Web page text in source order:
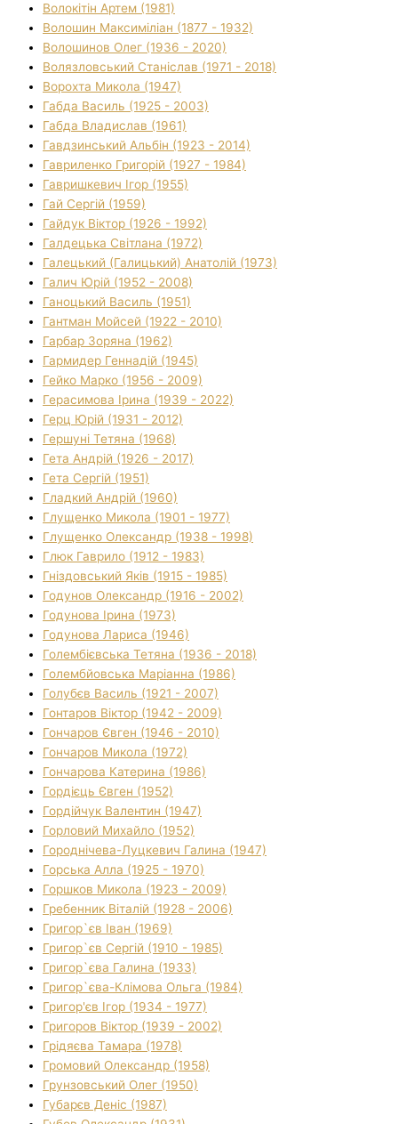
Волокітін Артем (1981)
Волошин Максиміліан (1877 - 1932)
Волошинов Олег (1936 - 2020)
Волязловський Станіслав (1971 - 2018)
Ворохта Микола (1947)
Габда Василь (1925 - 2003)
Габда Владислав (1961)
Гавдзинський Альбін (1923 - 2014)
Гавриленко Григорій (1927 - 1984)
Гавришкевич Ігор (1955)
Гай Сергій (1959)
Гайдук Віктор (1926 - 1992)
Галдецька Світлана (1972)
Галецький (Галицький) Анатолій (1973)
Галич Юрій (1952 - 2008)
Ганоцький Василь (1951)
Гантман Мойсей (1922 - 2010)
Гарбар Зоряна (1962)
Гармидер Геннадій (1945)
Гейко Марко (1956 - 2009)
Герасимова Ірина (1939 - 2022)
Герц Юрій (1931 - 2012)
Гершуні Тетяна (1968)
Гета Андрій (1926 - 2017)
Гета Сергій (1951)
Гладкий Андрій (1960)
Глущенко Микола (1901 - 1977)
Глущенко Олександр (1938 - 1998)
Глюк Гаврило (1912 - 1983)
Гніздовський Яків (1915 - 1985)
Годунов Олександр (1916 - 2002)
Годунова Ірина (1973)
Годунова Лариса (1946)
Голембієвська Тетяна (1936 - 2018)
Голембйовська Маріанна (1986)
Голубєв Василь (1921 - 2007)
Гонтаров Віктор (1942 - 2009)
Гончаров Євген (1946 - 2010)
Гончаров Микола (1972)
Гончарова Катерина (1986)
Гордієць Євген (1952)
Гордійчук Валентин (1947)
Горловий Михайло (1952)
Городнічева-Луцкевич Галина (1947)
Горська Алла (1925 - 1970)
Горшков Микола (1923 - 2009)
Гребенник Віталій (1928 - 2006)
Григор`єв Іван (1969)
Григор`єв Сергій (1910 - 1985)
Григор`єва Галина (1933)
Григор`єва-Клімова Ольга (1984)
Григор'єв Ігор (1934 - 1977)
Григоров Віктор (1939 - 2002)
Грідяєва Тамара (1978)
Громовий Олександр (1958)
Грунзовський Олег (1950)
Губарєв Деніс (1987)